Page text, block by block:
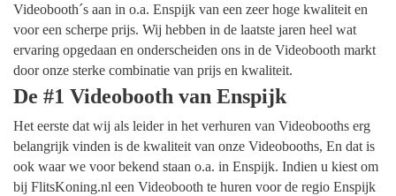
Videobooth´s aan in o.a. Enspijk van een zeer hoge kwaliteit en
voor een scherpe prijs. Wij hebben in de laatste jaren heel wat
ervaring opgedaan en onderscheiden ons in de Videobooth markt
door onze sterke combinatie van prijs en kwaliteit.
De #1 Videobooth van Enspijk
Het eerste dat wij als leider in het verhuren van Videobooths erg
belangrijk vinden is de kwaliteit van onze Videobooths, En dat is
ook waar we voor bekend staan o.a. in Enspijk. Indien u kiest om
bij FlitsKoning.nl een Videobooth te huren voor de regio Enspijk